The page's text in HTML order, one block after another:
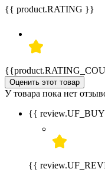
{{ product.RATING }}
Оценить этот товар
У товара пока нет
{{
{{